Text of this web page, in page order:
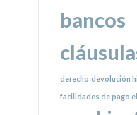
bancos
derecho devolución
facilidades de pago